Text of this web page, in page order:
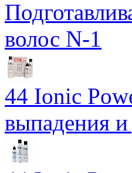
волос N-1
44 Ionic
выпадения